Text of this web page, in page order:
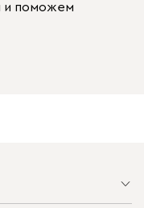
и поможем